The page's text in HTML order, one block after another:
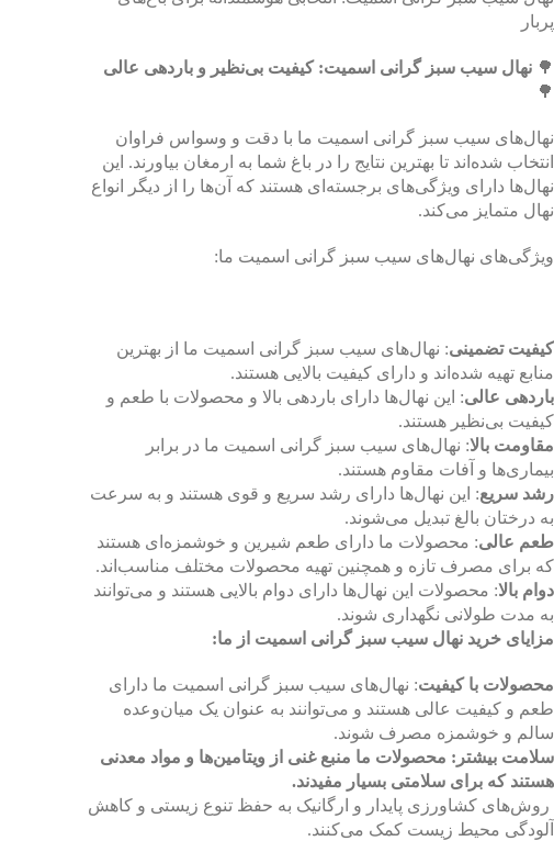
پربار
🌳 نهال سیب سبز گرانی اسمیت: کیفیت بی‌نظیر و باردهی عالی
🌳
نهال‌های سیب سبز گرانی اسمیت ما با دقت و وسواس فراوان
انتخاب شده‌اند تا بهترین نتایج را در باغ شما به ارمغان بیاورند. این
نهال‌ها دارای ویژگی‌های برجسته‌ای هستند که آن‌ها را از دیگر انواع
نهال متمایز می‌کند.
ویژگی‌های نهال‌های سیب سبز گرانی اسمیت ما:
کیفیت تضمینی: نهال‌های سیب سبز گرانی اسمیت ما از بهترین
منابع تهیه شده‌اند و دارای کیفیت بالایی هستند.
باردهی عالی: این نهال‌ها دارای باردهی بالا و محصولات با طعم و
کیفیت بی‌نظیر هستند.
مقاومت بالا: نهال‌های سیب سبز گرانی اسمیت ما در برابر
بیماری‌ها و آفات مقاوم هستند.
رشد سریع: این نهال‌ها دارای رشد سریع و قوی هستند و به سرعت
به درختان بالغ تبدیل می‌شوند.
طعم عالی: محصولات ما دارای طعم شیرین و خوشمزه‌ای هستند
که برای مصرف تازه و همچنین تهیه محصولات مختلف مناسب‌اند.
دوام بالا: محصولات این نهال‌ها دارای دوام بالایی هستند و می‌توانند
به مدت طولانی نگهداری شوند.
مزایای خرید نهال سیب سبز گرانی اسمیت از ما:
محصولات با کیفیت: نهال‌های سیب سبز گرانی اسمیت ما دارای
طعم و کیفیت عالی هستند و می‌توانند به عنوان یک میان‌وعده
سالم و خوشمزه مصرف شوند.
سلامت بیشتر: محصولات ما منبع غنی از ویتامین‌ها و مواد معدنی
هستند که برای سلامتی بسیار مفیدند.
روش‌های کشاورزی پایدار و ارگانیک به حفظ تنوع زیستی و کاهش
آلودگی محیط زیست کمک می‌کنند.